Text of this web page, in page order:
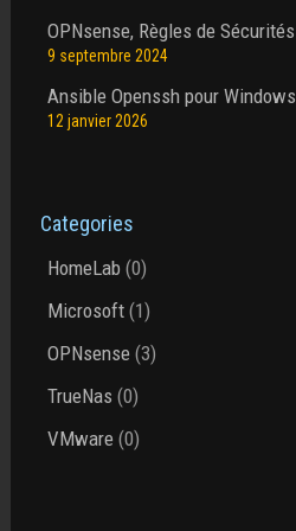
OPNsense, Règles de Sécurités
9 septembre 2024
Ansible Openssh pour Windows
12 janvier 2026
Categories
HomeLab (0)
Microsoft(1)
OPNsense (3)
TrueNas (0)
VMware (0)